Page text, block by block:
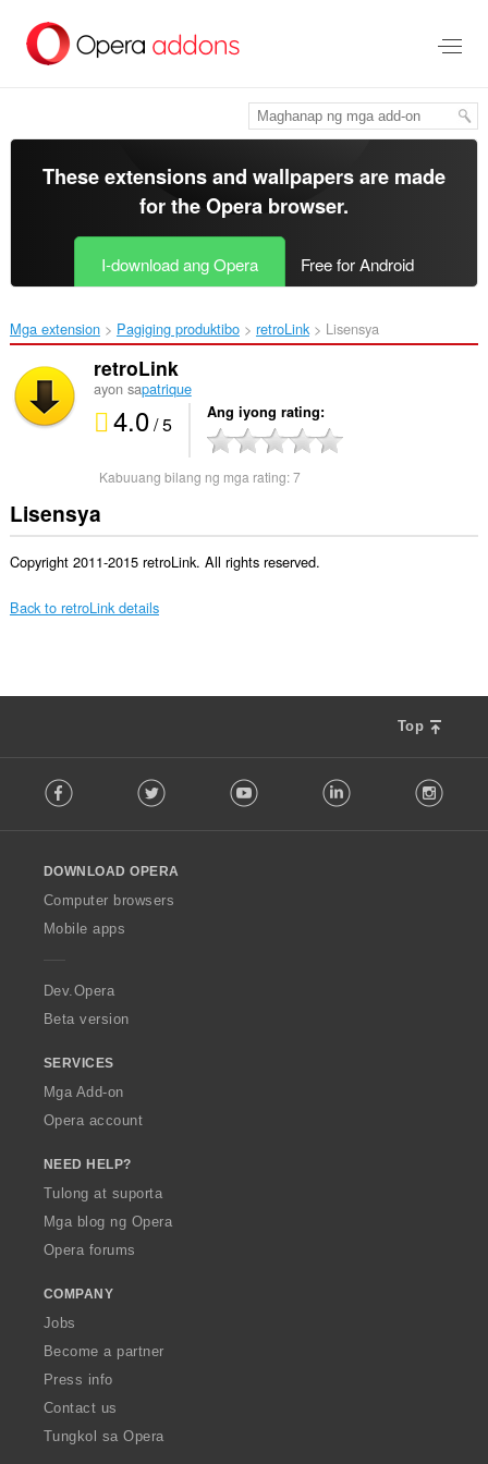
pangunahing
These extensions and wallpapers are made
for theOpera browser.
I-download ang Opera Free for Android
Mga extension Pagiging produktibo retroLink‎ Lisensya
retroLink
ayon sapatrique
4.0/ 5 Ang iyong rating
Kabuuang bilang ng mga rating:7
Lisensya
Copyright 2011-2015 retroLink. All rights reserved.
Back to retroLink details
Top
o
w
O
p
a
Facebook Twitter Youtube LinkedIn
DOWNLOAD OPERA
Computer browsers
Mobile apps
Dev.Opera
Beta version
SERVICES
Mga Add-on
Opera account
NEED HELP?
Tulong at suporta
Mga blog ng Opera
Opera forums
COMPANY
Jobs
Become a partner
Press info
Contact us
Tungkol sa Opera